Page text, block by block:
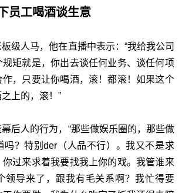
员工喝酒谈生意
级人马，他在直播中表示：“我给我公司
矩就是，你出去谈任何业务、谈任何项
作，只要让你喝酒，滚！都滚！如果这个
上的，滚！”
后人的行为，“那些做娱乐圈的，那些做
吗？特别der（人品不行）。我又不是求
过来求着我要找我上你的戏。我管谁来
领导来了，跟我有毛关系啊？我忙得要